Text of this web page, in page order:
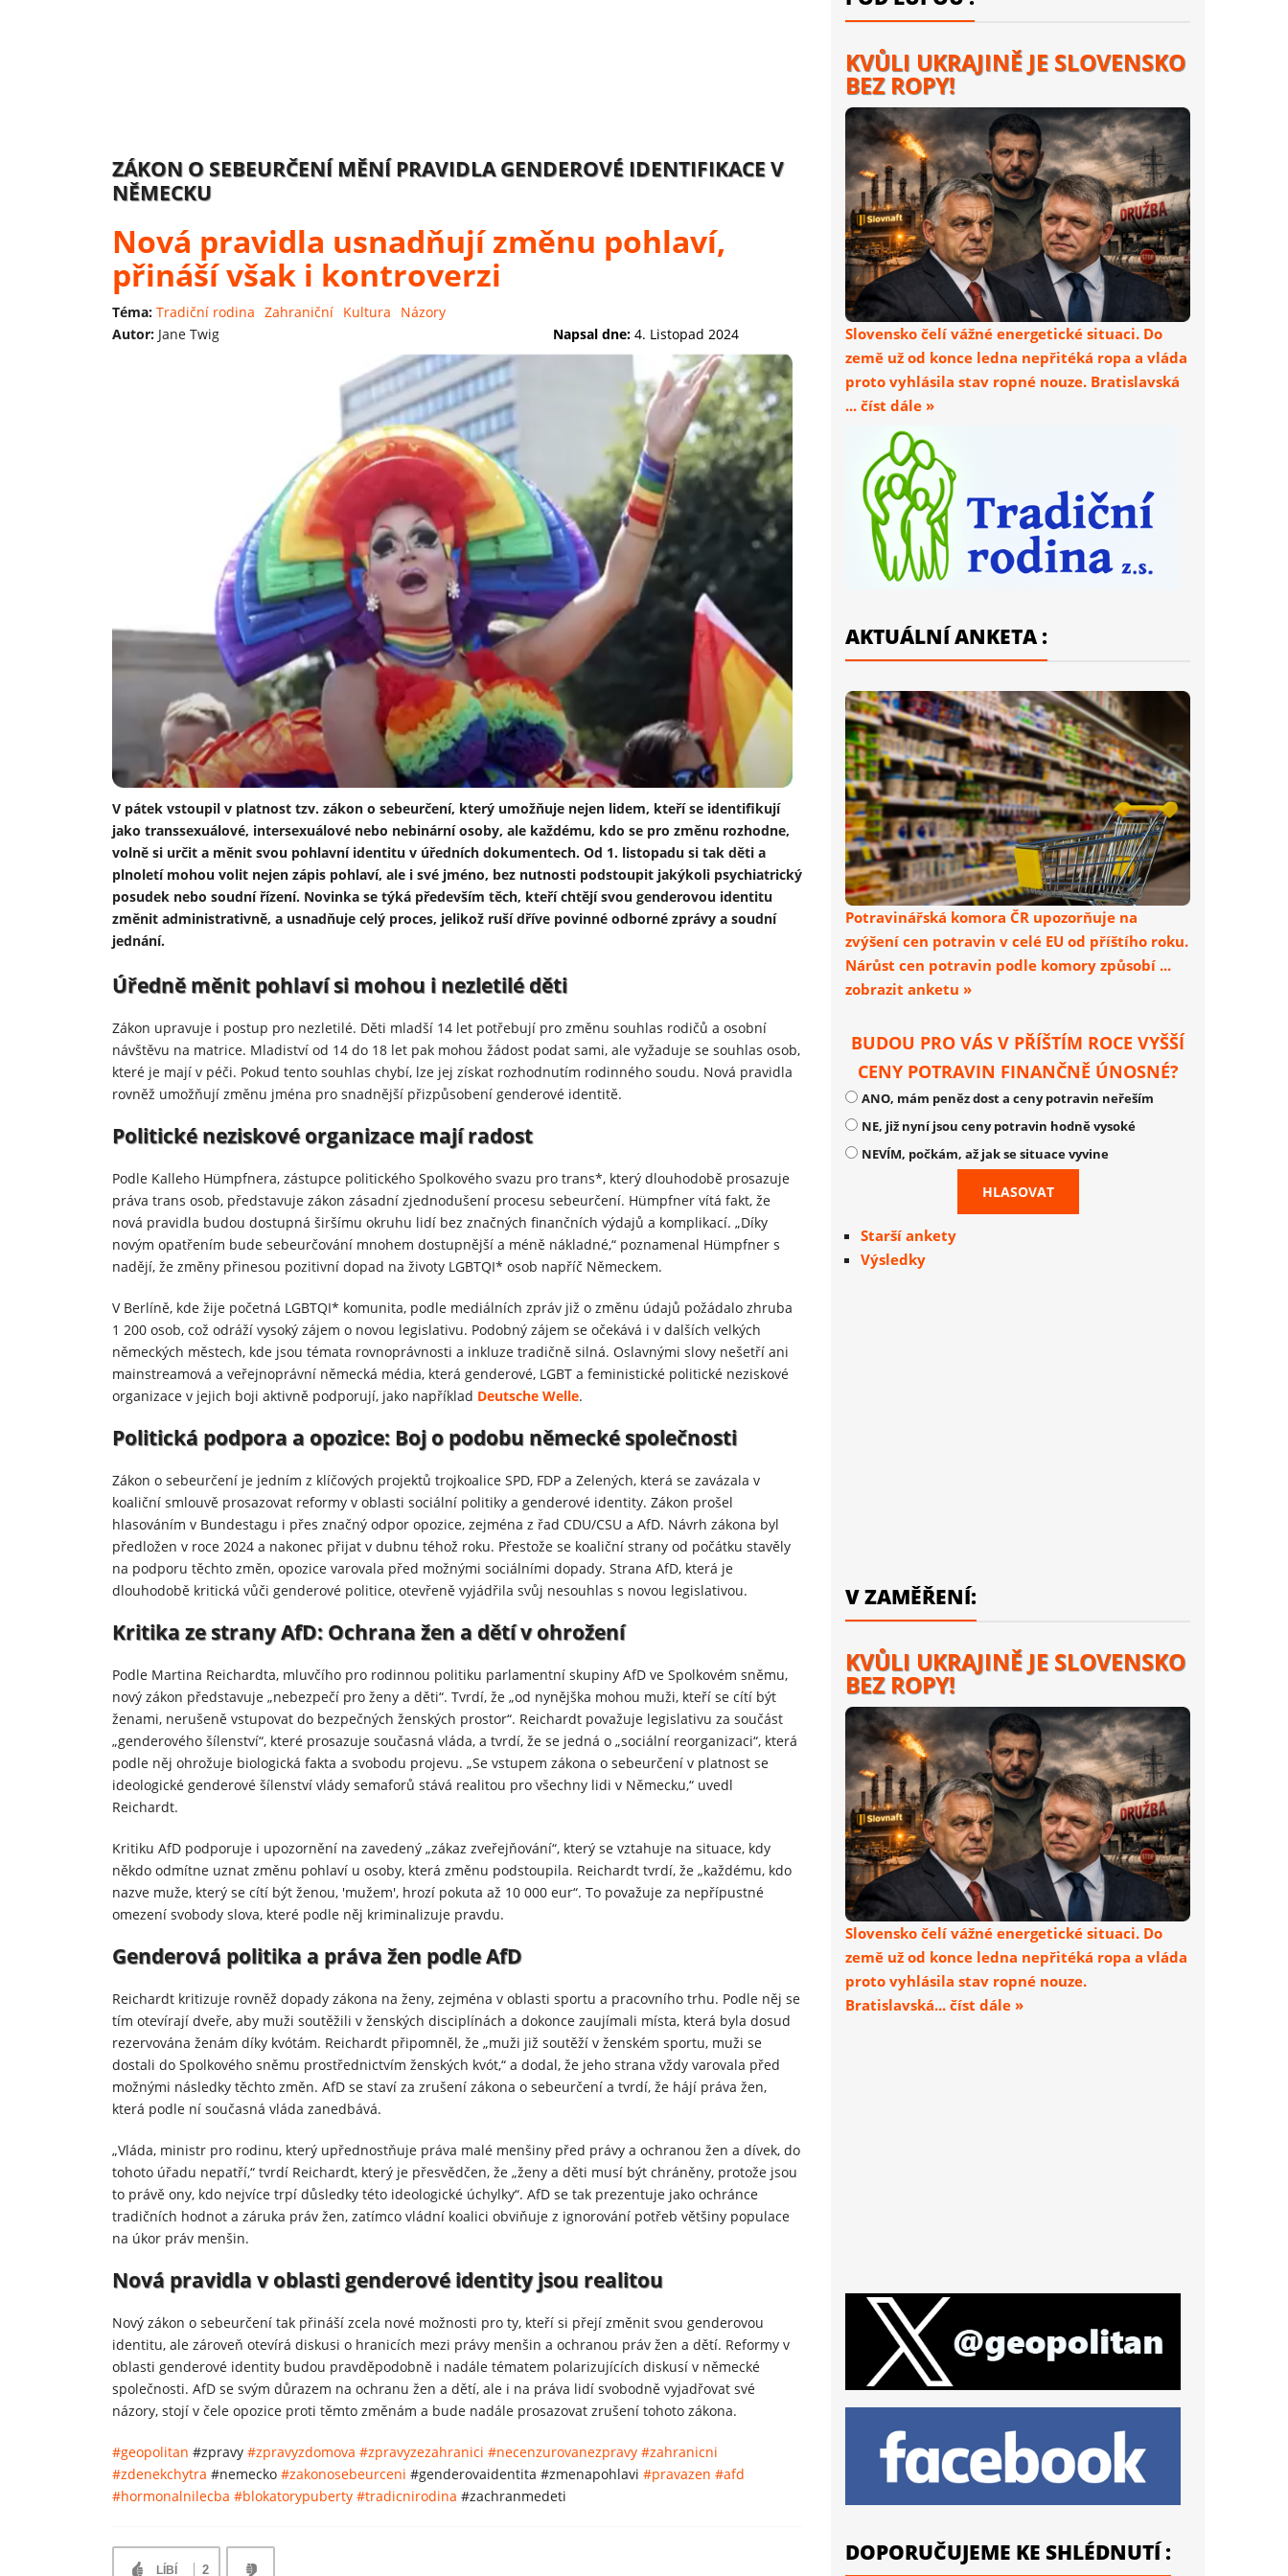
ZÁKON O SEBEURČENÍ MĚNÍ PRAVIDLA GENDEROVÉ IDENTIFIKACE V
NĚMECKU
Nová pravidla usnadňují změnu pohlaví,
přináší však i kontroverzi
Téma: Tradiční rodina Zahraniční Kultura
Názory
Autor: Jane Twig Napsal dne: 4. Listopad 2024
V pátek vstoupil v platnost tzv. zákon o sebeurčení, který umožňuje nejen lidem, kteří se identifikují
jako transsexuálové, intersexuálové nebo nebinární osoby, ale každému, kdo se pro změnu rozhodne,
volně si určit a měnit svou pohlavní identitu v úředních dokumentech. Od 1. listopadu si tak děti a
plnoletí mohou volit nejen zápis pohlaví, ale i své jméno, bez nutnosti podstoupit jakýkoli psychiatrický
posudek nebo soudní řízení. Novinka se týká především těch, kteří chtějí svou genderovou identitu
změnit administrativně, a usnadňuje celý proces, jelikož ruší dříve povinné odborné zprávy a soudní
jednání.
Úředně měnit pohlaví si mohou i nezletilé děti
Zákon upravuje i postup pro nezletilé. Děti mladší 14 let potřebují pro změnu souhlas rodičů a osobní
návštěvu na matrice. Mladiství od 14 do 18 let pak mohou žádost podat sami, ale vyžaduje se souhlas osob,
které je mají v péči. Pokud tento souhlas chybí, lze jej získat rozhodnutím rodinného soudu. Nová pravidla
rovněž umožňují změnu jména pro snadnější přizpůsobení genderové identitě.
Politické neziskové organizace mají radost
Podle Kalleho Hümpfnera, zástupce politického Spolkového svazu pro trans*, který dlouhodobě prosazuje
práva trans osob, představuje zákon zásadní zjednodušení procesu sebeurčení. Hümpfner vítá fakt, že
nová pravidla budou dostupná širšímu okruhu lidí bez značných finančních výdajů a komplikací. „Díky
novým opatřením bude sebeurčování mnohem dostupnější a méně nákladné,“ poznamenal Hümpfner s
nadějí, že změny přinesou pozitivní dopad na životy LGBTQI* osob napříč Německem.
V Berlíně, kde žije početná LGBTQI* komunita, podle mediálních zpráv již o změnu údajů požádalo zhruba
1 200 osob, což odráží vysoký zájem o novou legislativu. Podobný zájem se očekává i v dalších velkých
německých městech, kde jsou témata rovnoprávnosti a inkluze tradičně silná. Oslavnými slovy nešetří ani
mainstreamová a veřejnoprávní německá média, která genderové, LGBT a feministické politické neziskové
organizace v jejich boji aktivně podporují, jako například Deutsche Welle.
Politická podpora a opozice: Boj o podobu německé společnosti
Zákon o sebeurčení je jedním z klíčových projektů trojkoalice SPD, FDP a Zelených, která se zavázala v
koaliční smlouvě prosazovat reformy v oblasti sociální politiky a genderové identity. Zákon prošel
hlasováním v Bundestagu i přes značný odpor opozice, zejména z řad CDU/CSU a AfD. Návrh zákona byl
předložen v roce 2024 a nakonec přijat v dubnu téhož roku. Přestože se koaliční strany od počátku stavěly
na podporu těchto změn, opozice varovala před možnými sociálními dopady. Strana AfD, která je
dlouhodobě kritická vůči genderové politice, otevřeně vyjádřila svůj nesouhlas s novou legislativou.
Kritika ze strany AfD: Ochrana žen a dětí v ohrožení
Podle Martina Reichardta, mluvčího pro rodinnou politiku parlamentní skupiny AfD ve Spolkovém sněmu,
nový zákon představuje „nebezpečí pro ženy a děti“. Tvrdí, že „od nynějška mohou muži, kteří se cítí být
ženami, nerušeně vstupovat do bezpečných ženských prostor“. Reichardt považuje legislativu za součást
„genderového šílenství“, které prosazuje současná vláda, a tvrdí, že se jedná o „sociální reorganizaci“, která
podle něj ohrožuje biologická fakta a svobodu projevu. „Se vstupem zákona o sebeurčení v platnost se
ideologické genderové šílenství vlády semaforů stává realitou pro všechny lidi v Německu,“ uvedl
Reichardt.
Kritiku AfD podporuje i upozornění na zavedený „zákaz zveřejňování“, který se vztahuje na situace, kdy
někdo odmítne uznat změnu pohlaví u osoby, která změnu podstoupila. Reichardt tvrdí, že „každému, kdo
nazve muže, který se cítí být ženou, 'mužem', hrozí pokuta až 10 000 eur“. To považuje za nepřípustné
omezení svobody slova, které podle něj kriminalizuje pravdu.
Genderová politika a práva žen podle AfD
Reichardt kritizuje rovněž dopady zákona na ženy, zejména v oblasti sportu a pracovního trhu. Podle něj se
tím otevírají dveře, aby muži soutěžili v ženských disciplínách a dokonce zaujímali místa, která byla dosud
rezervována ženám díky kvótám. Reichardt připomněl, že „muži již soutěží v ženském sportu, muži se
dostali do Spolkového sněmu prostřednictvím ženských kvót,“ a dodal, že jeho strana vždy varovala před
možnými následky těchto změn. AfD se staví za zrušení zákona o sebeurčení a tvrdí, že hájí práva žen,
která podle ní současná vláda zanedbává.
„Vláda, ministr pro rodinu, který upřednostňuje práva malé menšiny před právy a ochranou žen a dívek, do
tohoto úřadu nepatří,“ tvrdí Reichardt, který je přesvědčen, že „ženy a děti musí být chráněny, protože jsou
to právě ony, kdo nejvíce trpí důsledky této ideologické úchylky“. AfD se tak prezentuje jako ochránce
tradičních hodnot a záruka práv žen, zatímco vládní koalici obviňuje z ignorování potřeb většiny populace
na úkor práv menšin.
Nová pravidla v oblasti genderové identity jsou realitou
Nový zákon o sebeurčení tak přináší zcela nové možnosti pro ty, kteří si přejí změnit svou genderovou
identitu, ale zároveň otevírá diskusi o hranicích mezi právy menšin a ochranou práv žen a dětí. Reformy v
oblasti genderové identity budou pravděpodobně i nadále tématem polarizujících diskusí v německé
společnosti. AfD se svým důrazem na ochranu žen a dětí, ale i na práva lidí svobodně vyjadřovat své
názory, stojí v čele opozice proti těmto změnám a bude nadále prosazovat zrušení tohoto zákona.
#geopolitan #zpravy #zpravyzdomova #zpravyzezahranici #necenzurovanezpravy #zahranicni
#zdenekchytra #nemecko #zakonosebeurceni #genderovaidentita #zmenapohlavi #pravazen #afd
#hormonalnilecba #blokatorypuberty #tradicnirodina #zachranmedeti
LÍBÍ 2
KVŮLI UKRAJINĚ JE SLOVENSKO
BEZ ROPY!
Slovensko čelí vážné energetické situaci. Do
země už od konce ledna nepřitéká ropa a vláda
proto vyhlásila stav ropné nouze. Bratislavská
... číst dále »
AKTUÁLNÍ ANKETA :
Potravinářská komora ČR upozorňuje na
zvýšení cen potravin v celé EU od příštího roku.
Nárůst cen potravin podle komory způsobí ...
zobrazit anketu »
BUDOU PRO VÁS V PŘÍŠTÍM ROCE VYŠŠÍ
CENY POTRAVIN FINANČNĚ ÚNOSNÉ?
ANO, mám peněz dost a ceny potravin neřeším
NE, již nyní jsou ceny potravin hodně vysoké
NEVÍM, počkám, až jak se situace vyvine
Starší ankety
Výsledky
V ZAMĚŘENÍ:
KVŮLI UKRAJINĚ JE SLOVENSKO
BEZ ROPY!
Slovensko čelí vážné energetické situaci. Do
země už od konce ledna nepřitéká ropa a vláda
proto vyhlásila stav ropné nouze.
Bratislavská... číst dále »
DOPORUČUJEME KE SHLÉDNUTÍ :